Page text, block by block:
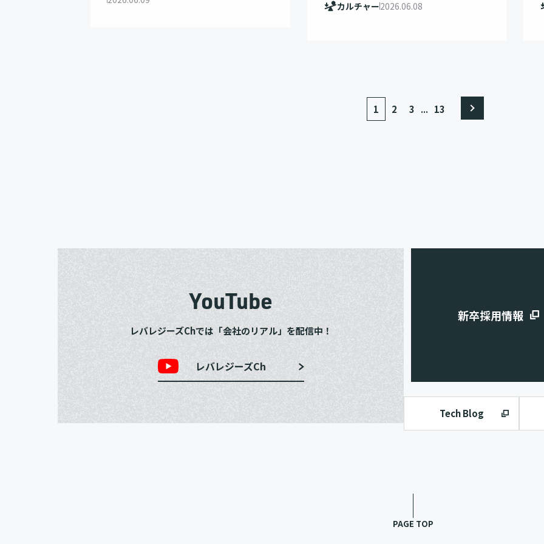
カルチャー2026.06.08
1 2 3 ... 13
YouTube
レバレジーズChでは「会社のリアル」を配信中！
レバレジーズCh
新卒採用情報
Tech Blog
PAGE TOP